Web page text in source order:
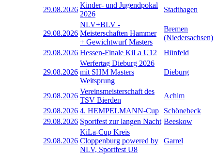
29.08.2026
Kinder- und Jugendpokal
2026
Stadthagen
29.08.2026
NLV+BLV -
Meisterschaften Hammer
+ Gewichtwurf Masters
Bremen
(Niedersachsen)
29.08.2026 Hessen-Finale KiLa U12 Hünfeld
29.08.2026
Werfertag Dieburg 2026
mit SHM Masters
Weitsprung
Dieburg
29.08.2026
Vereinsmeisterschaft des
TSV Bierden
Achim
29.08.2026 4. HEMPELMANN-Cup
Schönebeck
29.08.2026 Sportfest zur langen Nacht Beeskow
29.08.2026
KiLa-Cup Kreis
Cloppenburg powered by
NLV, Sportfest U8
Garrel